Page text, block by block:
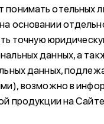
отельных
основании
точную
данных, а
данных,
возможно в
продукции на